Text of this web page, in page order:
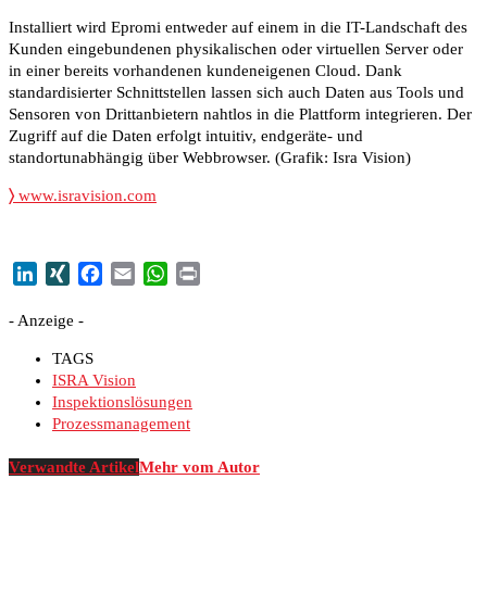
Installiert wird Epromi entweder auf einem in die IT-Landschaft des
Kunden eingebundenen physikalischen oder virtuellen Server oder
in einer bereits vorhandenen kundeneigenen Cloud. Dank
standardisierter Schnittstellen lassen sich auch Daten aus Tools und
Sensoren von Drittanbietern nahtlos in die Plattform integrieren. Der
Zugriff auf die Daten erfolgt intuitiv, endgeräte- und
standortunabhängig über Webbrowser. (Grafik: Isra Vision)
〉 www.isravision.com
LinkedIn
XING Facebook
Email WhatsApp
- Anzeige -
TAGS
ISRA Vision
Inspektionslösungen
Prozessmanagement
Verwandte ArtikelMehr vom Autor